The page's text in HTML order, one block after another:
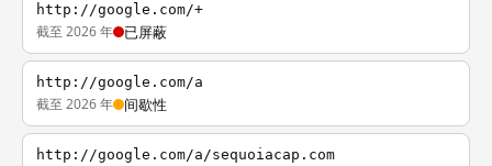
http://google.com/+
截至 2026 年 已屏蔽
http://google.com/a
截至 2026 年 间歇性
http://google.com/a/sequoiacap.com